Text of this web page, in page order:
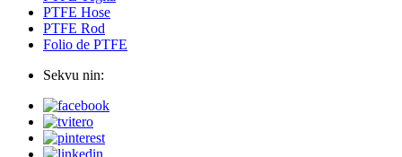
PTFE Hose
PTFE Rod
Folio de PTFE
Sekvu nin: